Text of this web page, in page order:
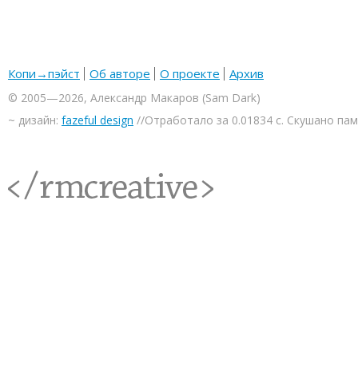
Копи→пэйст Об авторе О проекте Архив
© 2005—2026, Александр Макаров (Sam Dark)
~ дизайн: fazeful design //Отработало за 0.01834 с. Скушано
<rmcreative/>